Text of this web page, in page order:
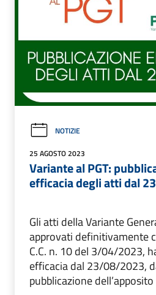
NOTIZIE
25 AGOSTO 2023
Variante al PGT:
efficacia degli atti dal
Gli atti della Variante
approvati definitivamente
C.C. n. 10 del 3/04/2023,
efficacia dal 23/08/2023,
pubblicazione